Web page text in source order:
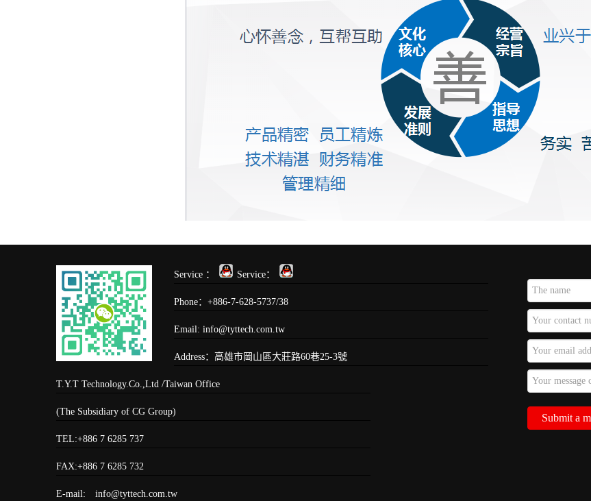
Service ： Service：
Phone：+886-7-628-5737/38
Email: info@tyttech.com.tw
Address：高雄市岡山區大莊路60巷25-3號
T.Y.T Technology.Co.,Ltd /Taiwan Office
(The Subsidiary of CG Group)
TEL:+886 7 6285 737
FAX:+886 7 6285 732
E-mail: info@tyttech.com.tw